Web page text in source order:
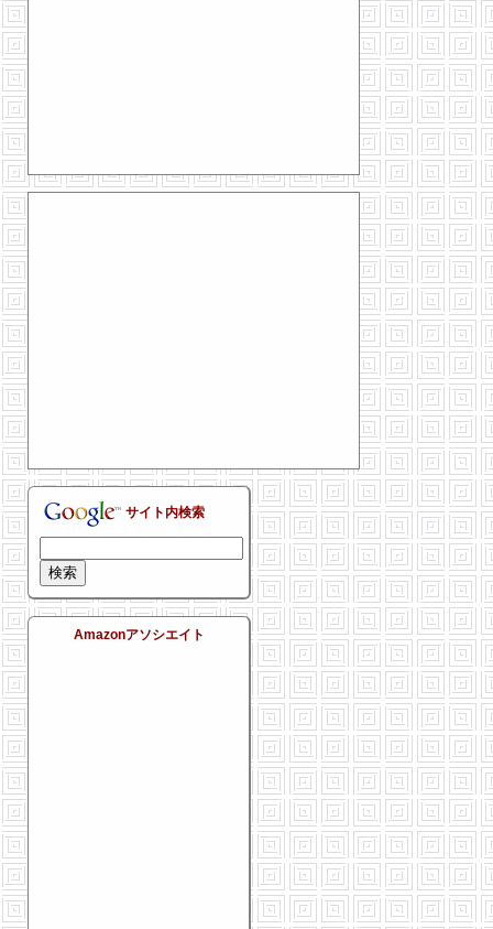
サイト内検索
Amazonアソシエイト